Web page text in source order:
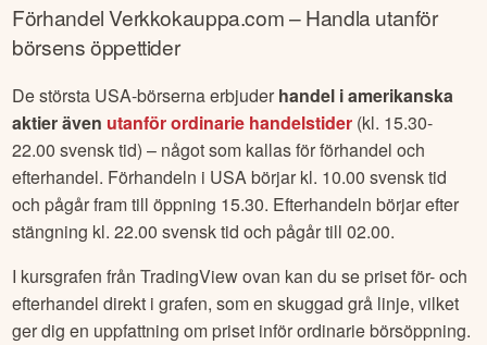
FörhandelVerkkokauppa.com– Handla utanför
börsens öppettider
De största USA-börserna erbjuder handel i amerikanska
aktier även utanför ordinarie handelstider (kl. 15.30-
22.00 svensk tid) – något som kallas för förhandel och
efterhandel. Förhandeln i USA börjar kl. 10.00 svensk tid
och pågår fram till öppning 15.30. Efterhandeln börjar efter
stängning kl. 22.00 svensk tid och pågår till 02.00.
I kursgrafen från TradingView ovan kan du se priset för- och
efterhandel direkt i grafen, som en skuggad grå linje, vilket
ger dig en uppfattning om priset inför ordinarie börsöppning.